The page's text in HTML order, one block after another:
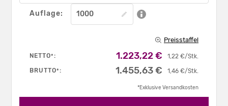
Auflage:
Preisstaffel
NETTO*: 1,22 €/Stk.
1.223,22 €
BRUTTO*: 1,46 €/Stk.
1.455,63 €
*Exklusive Versandkosten